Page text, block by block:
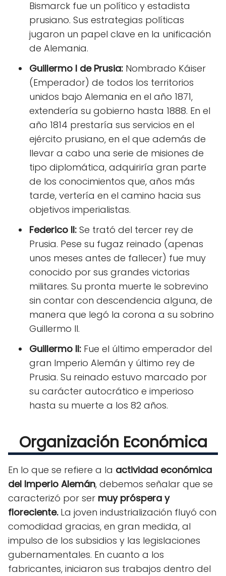
Bismarck fue un político y estadista
prusiano. Sus estrategias políticas
jugaron un papel clave en la unificación
de Alemania.
Guillermo I de Prusia: Nombrado Káiser
(Emperador) de todos los territorios
unidos bajo Alemania en el año 1871,
extendería su gobierno hasta 1888. En el
año 1814 prestaría sus servicios en el
ejército prusiano, en el que además de
llevar a cabo una serie de misiones de
tipo diplomática, adquiriría gran parte
de los conocimientos que, años más
tarde, vertería en el camino hacia sus
objetivos imperialistas.
Federico II: Se trató del tercer rey de
Prusia. Pese su fugaz reinado (apenas
unos meses antes de fallecer) fue muy
conocido por sus grandes victorias
militares. Su pronta muerte le sobrevino
sin contar con descendencia alguna, de
manera que legó la corona a su sobrino
Guillermo II.
Guillermo II: Fue el último emperador del
gran Imperio Alemán y último rey de
Prusia. Su reinado estuvo marcado por
su carácter autocrático e imperioso
hasta su muerte a los 82 años.
Organización Económica
En lo que se refiere a la actividad económica
del Imperio Alemán, debemos señalar que se
caracterizó por ser muy próspera y
floreciente.La joven industrialización fluyó con
comodidad gracias, en gran medida, al
impulso de los subsidios y las legislaciones
gubernamentales. En cuanto a los
fabricantes, iniciaron sus trabajos dentro del